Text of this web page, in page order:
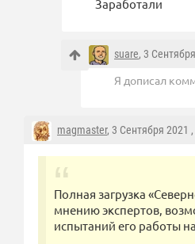
Заработали
suare, 3
Я дописал
magmaster, 3 Сентября 2021 ,
Полная загрузка
мнению экспертов,
испытаний его работы